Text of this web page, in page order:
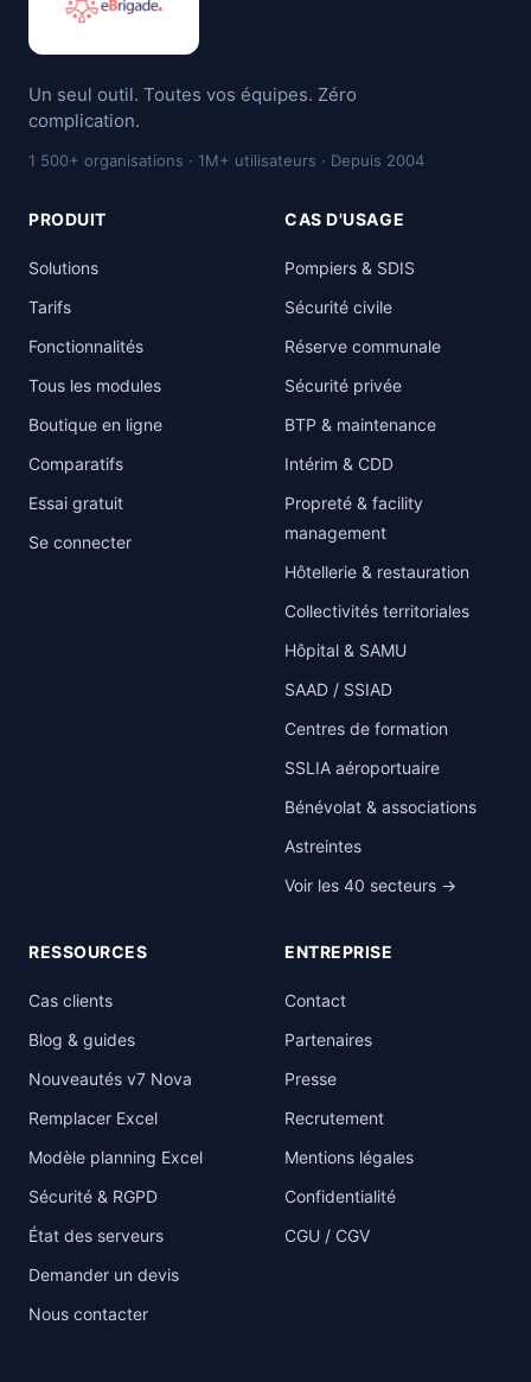
Un seul outil. Toutes vos équipes. Zéro
complication.
1 500+ organisations · 1M+ utilisateurs · Depuis 2004
PRODUIT
Solutions
Tarifs
Fonctionnalités
Tous les modules
Boutique en ligne
Comparatifs
Essai gratuit
Se connecter
CAS D'USAGE
Pompiers & SDIS
Sécurité civile
Réserve communale
Sécurité privée
BTP & maintenance
Intérim & CDD
Propreté & facility
management
Hôtellerie & restauration
Collectivités territoriales
Hôpital & SAMU
SAAD / SSIAD
Centres de formation
SSLIA aéroportuaire
Bénévolat & associations
Astreintes
Voir les 40 secteurs →
RESSOURCES
Cas clients
Blog & guides
Nouveautés v7 Nova
Remplacer Excel
Modèle planning Excel
Sécurité & RGPD
État des serveurs
Demander un devis
Nous contacter
ENTREPRISE
Contact
Partenaires
Presse
Recrutement
Mentions légales
Confidentialité
CGU / CGV